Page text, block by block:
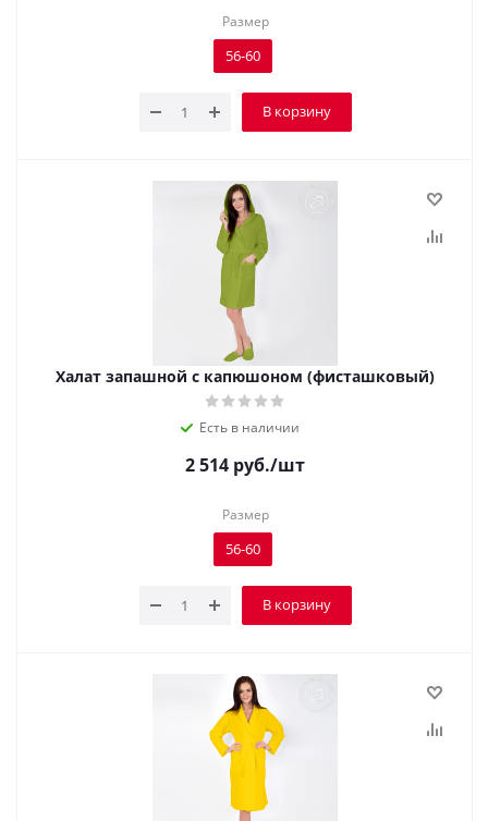
Размер
56-60
В корзину
Халат запашной с капюшоном (фисташковый)
Есть в наличии
2 514 руб./шт
Размер
56-60
В корзину